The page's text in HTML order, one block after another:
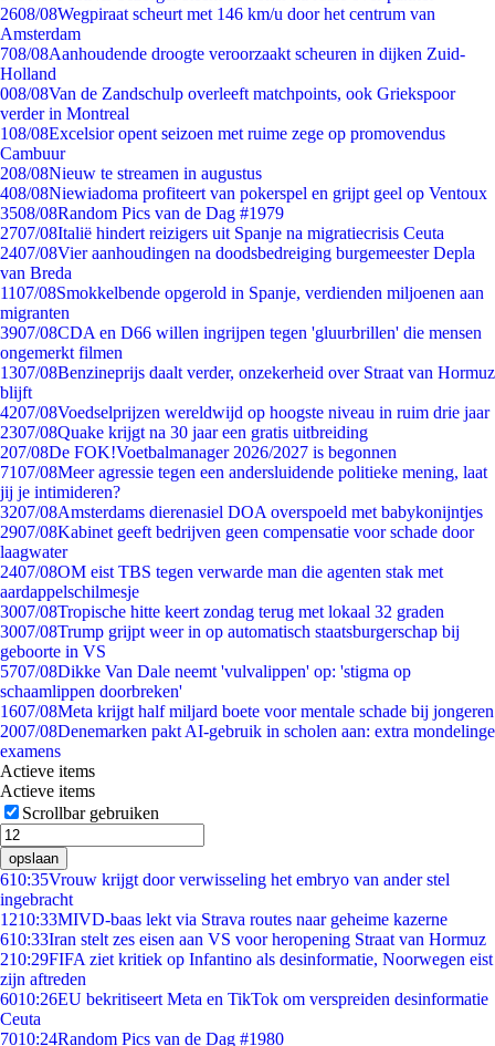
2608/08Wegpiraat scheurt met 146 km/u door het centrum van
Amsterdam
708/08Aanhoudende droogte veroorzaakt scheuren in dijken Zuid-
Holland
008/08Van de Zandschulp overleeft matchpoints, ook Griekspoor
verder in Montreal
108/08Excelsior opent seizoen met ruime zege op promovendus
Cambuur
208/08Nieuw te streamen in augustus
408/08Niewiadoma profiteert van pokerspel en grijpt geel op Ventoux
3508/08Random Pics van de Dag #1979
2707/08Italië hindert reizigers uit Spanje na migratiecrisis Ceuta
2407/08Vier aanhoudingen na doodsbedreiging burgemeester Depla
van Breda
1107/08Smokkelbende opgerold in Spanje, verdienden miljoenen aan
migranten
3907/08CDA en D66 willen ingrijpen tegen 'gluurbrillen' die mensen
ongemerkt filmen
1307/08Benzineprijs daalt verder, onzekerheid over Straat van Hormuz
blijft
4207/08Voedselprijzen wereldwijd op hoogste niveau in ruim drie jaar
2307/08Quake krijgt na 30 jaar een gratis uitbreiding
207/08De FOK!Voetbalmanager 2026/2027 is begonnen
7107/08Meer agressie tegen een andersluidende politieke mening, laat
jij je intimideren?
3207/08Amsterdams dierenasiel DOA overspoeld met babykonijntjes
2907/08Kabinet geeft bedrijven geen compensatie voor schade door
laagwater
2407/08OM eist TBS tegen verwarde man die agenten stak met
aardappelschilmesje
3007/08Tropische hitte keert zondag terug met lokaal 32 graden
3007/08Trump grijpt weer in op automatisch staatsburgerschap bij
geboorte in VS
5707/08Dikke Van Dale neemt 'vulvalippen' op: 'stigma op
schaamlippen doorbreken'
1607/08Meta krijgt half miljard boete voor mentale schade bij jongeren
2007/08Denemarken pakt AI-gebruik in scholen aan: extra mondelinge
examens
Actieve items
Actieve items
Scrollbar gebruiken
opslaan
610:35Vrouw krijgt door verwisseling het embryo van ander stel
ingebracht
1210:33MIVD-baas lekt via Strava routes naar geheime kazerne
610:33Iran stelt zes eisen aan VS voor heropening Straat van Hormuz
210:29FIFA ziet kritiek op Infantino als desinformatie, Noorwegen eist
zijn aftreden
6010:26EU bekritiseert Meta en TikTok om verspreiden desinformatie
Ceuta
7010:24Random Pics van de Dag #1980